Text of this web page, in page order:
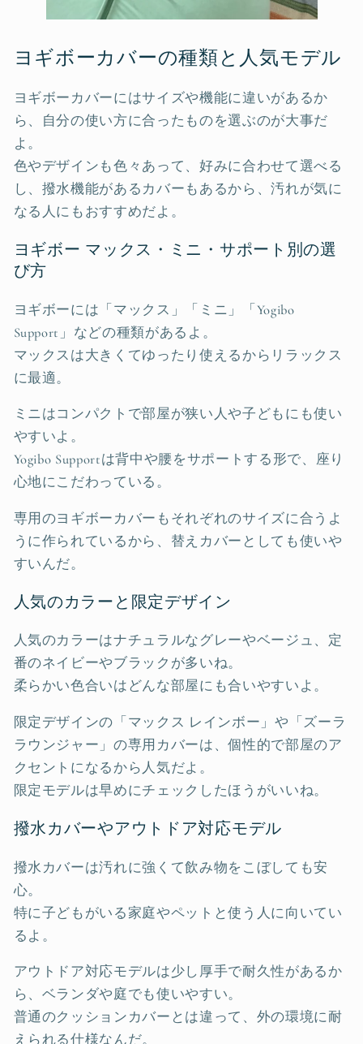
ヨギボーカバーの種類と人気モデル
ヨギボーカバーにはサイズや機能に違いがあるか
ら、自分の使い方に合ったものを選ぶのが大事だ
よ。
色やデザインも色々あって、好みに合わせて選べる
し、撥水機能があるカバーもあるから、汚れが気に
なる人にもおすすめだよ。
ヨギボー マックス・ミニ・サポート別の選
び方
ヨギボーには「マックス」「ミニ」「Yogibo
Support」などの種類があるよ。
マックスは大きくてゆったり使えるからリラックス
に最適。
ミニはコンパクトで部屋が狭い人や子どもにも使い
やすいよ。
Yogibo Supportは背中や腰をサポートする形で、座り
心地にこだわっている。
専用のヨギボーカバーもそれぞれのサイズに合うよ
うに作られているから、替えカバーとしても使いや
すいんだ。
人気のカラーと限定デザイン
人気のカラーはナチュラルなグレーやベージュ、定
番のネイビーやブラックが多いね。
柔らかい色合いはどんな部屋にも合いやすいよ。
限定デザインの「マックス レインボー」や「ズーラ
ラウンジャー」の専用カバーは、個性的で部屋のア
クセントになるから人気だよ。
限定モデルは早めにチェックしたほうがいいね。
撥水カバーやアウトドア対応モデル
撥水カバーは汚れに強くて飲み物をこぼしても安
心。
特に子どもがいる家庭やペットと使う人に向いてい
るよ。
アウトドア対応モデルは少し厚手で耐久性があるか
ら、ベランダや庭でも使いやすい。
普通のクッションカバーとは違って、外の環境に耐
えられる仕様なんだ。